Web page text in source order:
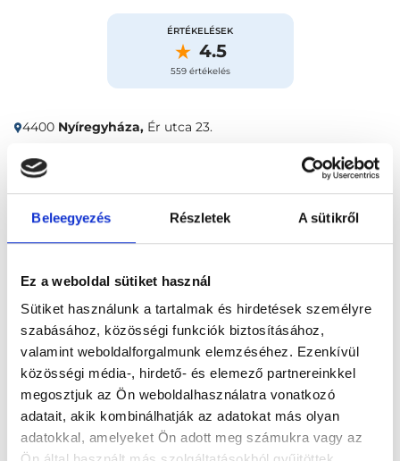
Beleegyezés Részletek A sütikről
Ez a weboldal sütiket használ
Sütiket használunk a tartalmak és hirdetések személyre
szabásához, közösségi funkciók biztosításához,
valamint weboldalforgalmunk elemzéséhez. Ezenkívül
közösségi média-, hirdető- és elemező partnereinkkel
megosztjuk az Ön weboldalhasználatra vonatkozó
adatait, akik kombinálhatják az adatokat más olyan
adatokkal, amelyeket Ön adott meg számukra vagy az
ÉRTÉKELÉSEK
4.5
559 értékelés
4400 Nyíregyháza, Ér utca 23.
Időpontfoglalás Vélemények
Foglalj időpontot
Összes szakterület
Főoldal Klinikák Nőgyógyász, Nyíregyháza